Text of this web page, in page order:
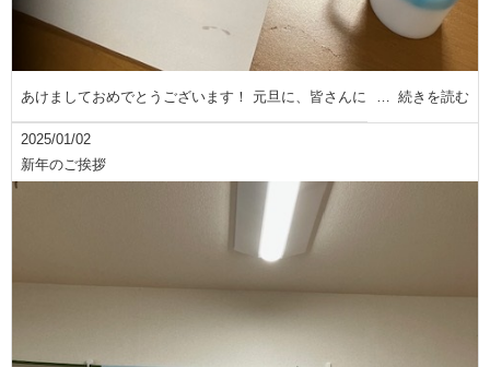
あけましておめでとうございます！ 元旦に、皆さんに 続きを読む
2025/01/02
新年のご挨拶